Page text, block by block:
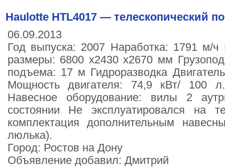
Haulotte HTL4017 — телескопический
06.09.2013
Год выпуска: 2007 Наработка: 1791 м/ч
размеры: 6800 х2430 х2670 мм
подъема: 17 м Гидроразводка
Мощность двигателя: 74,9 кВт/ 100
Навесное оборудование: вилы 2
состоянии Не эксплуатировался на
комплектация дополнительным
люлька).
Город: Ростов на Дону
Объявление добавил: Дмитрий